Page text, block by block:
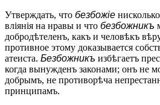
Утверждать, что безбожіе
вліянія на нравы и что безбожникъ
добродѣтеленъ, какъ и человѣкъ
противное этому доказывается
атеиста. Безбожникъ избѣгаетъ
когда вынужденъ законами; онъ не
добрымъ, не противорѣча
принципамъ.